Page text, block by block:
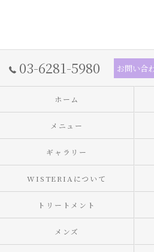
03-6281-5980 お問い合
ホーム
メニュー
ギャラリー
WISTERIAについて
トリートメント
メンズ